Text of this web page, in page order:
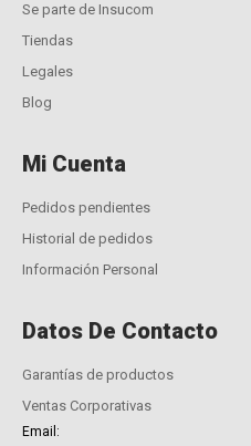
Se parte de Insucom
Tiendas
Legales
Blog
Mi Cuenta
Pedidos pendientes
Historial de pedidos
Información Personal
Datos De Contacto
Garantías de productos
Ventas Corporativas
Email: